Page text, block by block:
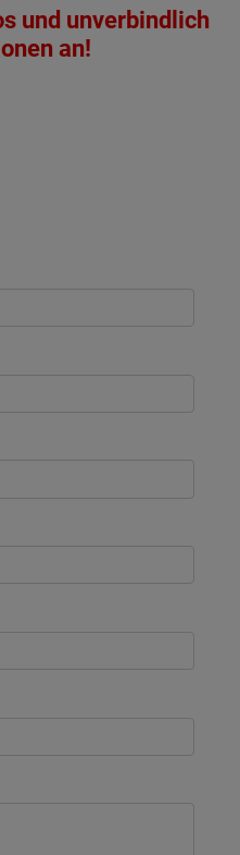
und unverbindlich
an!